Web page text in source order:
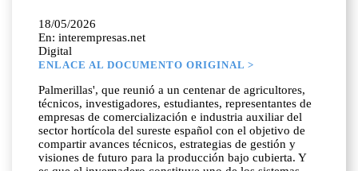
18/05/2026
En: interempresas.net
Digital
ENLACE AL DOCUMENTO ORIGINAL >
Palmerillas', que reunió a un centenar de agricultores,
técnicos, investigadores, estudiantes, representantes de
empresas de comercialización e industria auxiliar del
sector hortícola del sureste español con el objetivo de
compartir avances técnicos, estrategias de gestión y
visiones de futuro para la producción bajo cubierta. Y